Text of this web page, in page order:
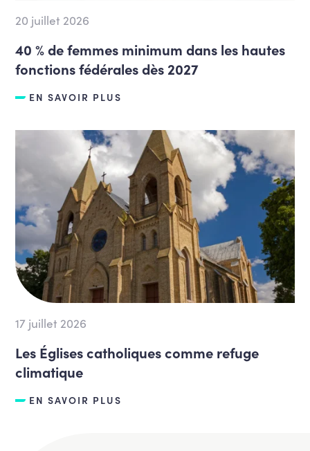
20 juillet 2026
40 % de femmes minimum dans les hautes
fonctions fédérales dès 2027
EN SAVOIR PLUS
17 juillet 2026
Les Églises catholiques comme refuge
climatique
EN SAVOIR PLUS